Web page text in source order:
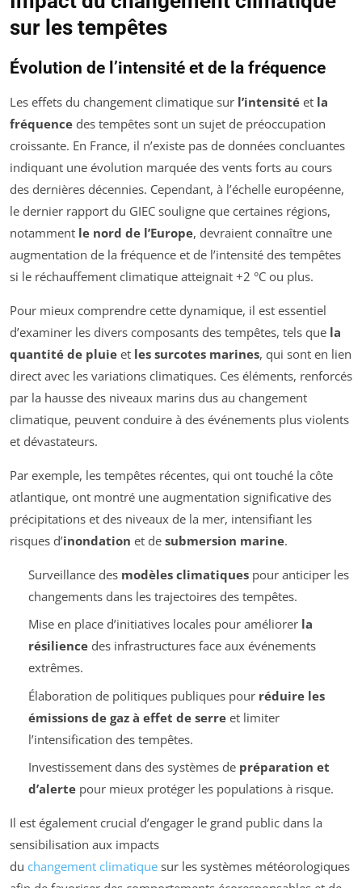
sur les tempêtes
Évolution de l’intensité et de la fréquence
Les effets du changement climatique sur l’intensité et la
fréquence des tempêtes sont un sujet de préoccupation
croissante. En France, il n’existe pas de données concluantes
indiquant une évolution marquée des vents forts au cours
des dernières décennies. Cependant, à l’échelle européenne,
le dernier rapport du GIEC souligne que certaines régions,
notamment le nord de l’Europe, devraient connaître une
augmentation de la fréquence et de l’intensité des tempêtes
si le réchauffement climatique atteignait +2 °C ou plus.
Pour mieux comprendre cette dynamique, il est essentiel
d’examiner les divers composants des tempêtes, tels que la
quantité de pluie et les surcotes marines, qui sont en lien
direct avec les variations climatiques. Ces éléments, renforcés
par la hausse des niveaux marins dus au changement
climatique, peuvent conduire à des événements plus violents
et dévastateurs.
Par exemple, les tempêtes récentes, qui ont touché la côte
atlantique, ont montré une augmentation significative des
précipitations et des niveaux de la mer, intensifiant les
risques d’inondation et de submersion marine.
Surveillance des modèles climatiquespour anticiper les
changements dans les trajectoires des tempêtes.
Mise en place d’initiatives locales pour améliorer la
résiliencedes infrastructures face aux événements
extrêmes.
Élaboration de politiques publiques pour réduire les
émissions de gaz à effet de serreet limiter
l’intensification des tempêtes.
Investissement dans des systèmes de préparation et
d’alertepour mieux protéger les populations à risque.
Il est également crucial d’engager le grand public dans la
sensibilisation aux impacts
du changement climatique sur les systèmes météorologiques